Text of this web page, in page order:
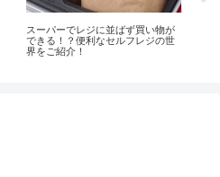
スーパーでレジに並ばず買い物が
できる！？便利なセルフレジの世
界をご紹介！